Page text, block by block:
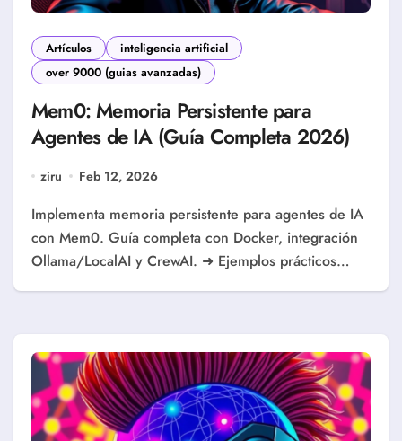
Artículos
inteligencia artificial
over 9000 (guias avanzadas)
Mem0: Memoria Persistente para
Agentes de IA (Guía Completa 2026)
ziru Feb 12, 2026
Implementa memoria persistente para agentes de IA
con Mem0. Guía completa con Docker, integración
Ollama/LocalAI y CrewAI. ➜ Ejemplos prácticos…